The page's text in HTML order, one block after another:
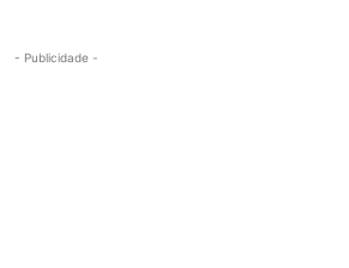
- Publicidade -